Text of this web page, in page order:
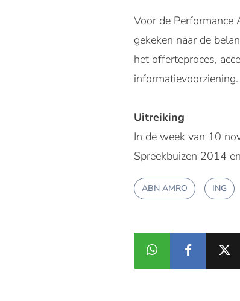
Voor de Performance
gekeken naar de
het offerteproces,
informatievoorziening.
Uitreiking
In de week van 10
Spreekbuizen 2014
ABN AMRO ING